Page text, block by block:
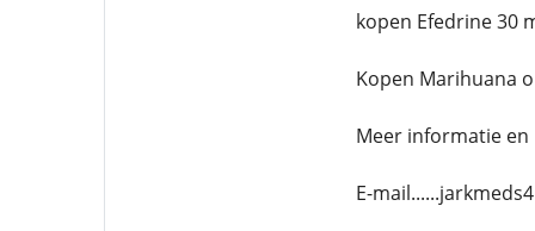
kopen Efedrine 30
Kopen Marihuana
Meer informatie
E-